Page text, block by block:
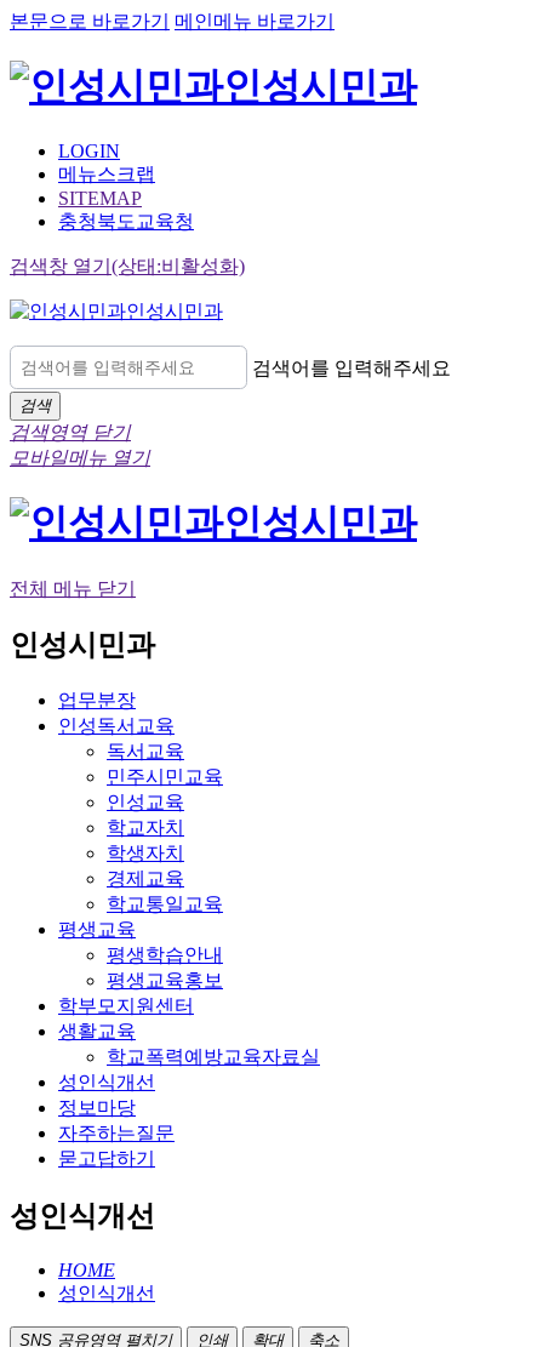
본문으로 바로가기 메인메뉴 바로가기
인성시민과
LOGIN
메뉴스크랩
SITEMAP
충청북도교육청
검색창 열기(상태:비활성화)
인성시민과
검색어를 입력해주세요
검색
검색영역 닫기
모바일메뉴 열기
인성시민과
전체 메뉴 닫기
인성시민과
업무분장
인성독서교육
독서교육
민주시민교육
인성교육
학교자치
학생자치
경제교육
학교통일교육
평생교육
평생학습안내
평생교육홍보
학부모지원센터
생활교육
학교폭력예방교육자료실
성인식개선
정보마당
자주하는질문
묻고답하기
성인식개선
HOME
성인식개선
SNS 공유영역 펼치기 인쇄 확대 축소